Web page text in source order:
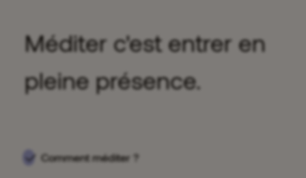
Méditer c'est entrer en
pleine présence.
Comment méditer ?